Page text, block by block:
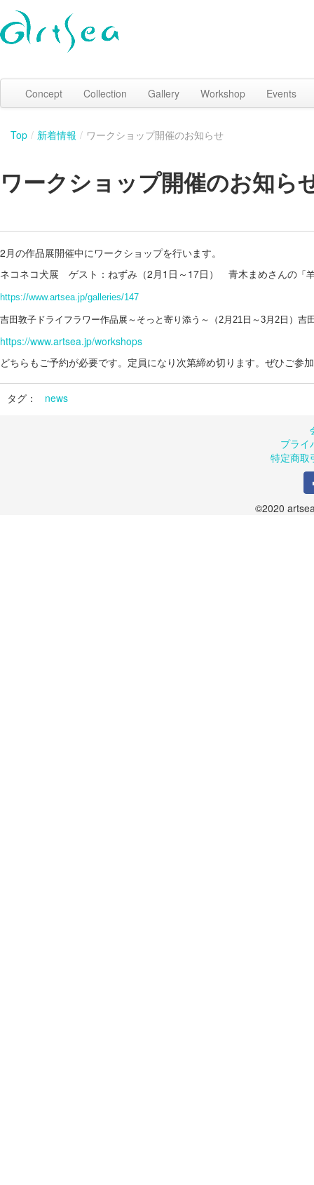
Concept Collection Gallery Workshop Events
Top / 新着情報 / ワークショップ開催のお知らせ
ワークショップ開催のお知ら
2月の作品展開催中にワークショップを行います。
ネコネコ犬展 ゲスト：ねずみ（2月1日～17日） 青木まめさんの 「
https://www.artsea.jp/galleries/147
吉田敦子ドライフラワー作品展～そっと寄り添う～（2月21日～3月2日）吉
https://www.artsea.jp/workshops
どちらもご予約が必要です。定員になり次第締め切ります。ぜひご参
タグ： news
プライ
特定商取
©2020